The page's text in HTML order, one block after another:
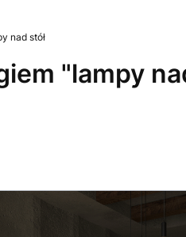
nad stół
"lampy